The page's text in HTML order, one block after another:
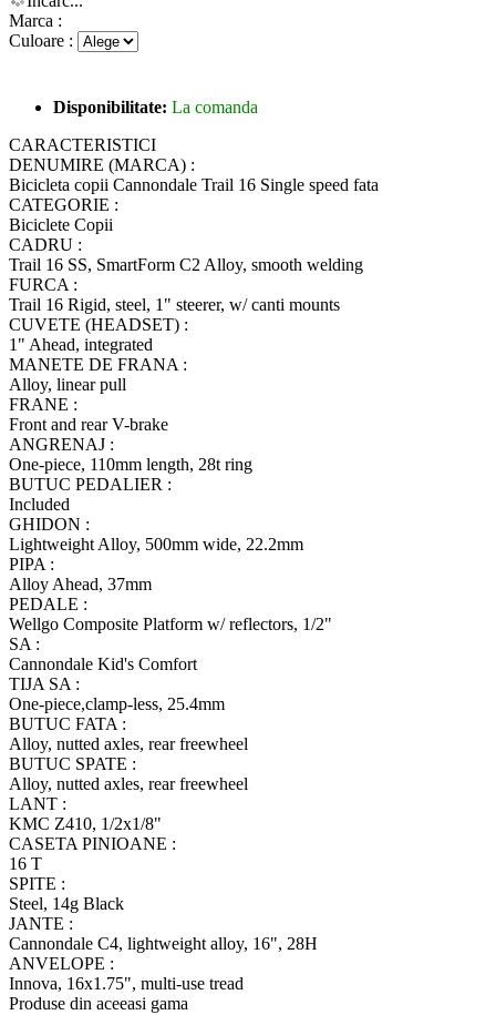
Marca :
Culoare :
Disponibilitate: La comanda
CARACTERISTICI
DENUMIRE (MARCA) :
Bicicleta copii Cannondale Trail 16 Single speed fata
CATEGORIE :
Biciclete Copii
CADRU :
Trail 16 SS, SmartForm C2 Alloy, smooth welding
FURCA :
Trail 16 Rigid, steel, 1" steerer, w/ canti mounts
CUVETE (HEADSET) :
1" Ahead, integrated
MANETE DE FRANA :
Alloy, linear pull
FRANE :
Front and rear V-brake
ANGRENAJ :
One-piece, 110mm length, 28t ring
BUTUC PEDALIER :
Included
GHIDON :
Lightweight Alloy, 500mm wide, 22.2mm
PIPA :
Alloy Ahead, 37mm
PEDALE :
Wellgo Composite Platform w/ reflectors, 1/2"
SA :
Cannondale Kid's Comfort
TIJA SA :
One-piece,clamp-less, 25.4mm
BUTUC FATA :
Alloy, nutted axles, rear freewheel
BUTUC SPATE :
Alloy, nutted axles, rear freewheel
LANT :
KMC Z410, 1/2x1/8"
CASETA PINIOANE :
16 T
SPITE :
Steel, 14g Black
JANTE :
Cannondale C4, lightweight alloy, 16", 28H
ANVELOPE :
Innova, 16x1.75", multi-use tread
Produse din aceeasi gama